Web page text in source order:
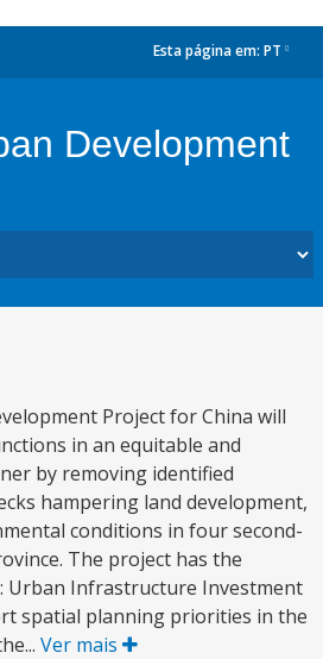
Esta página em: PT
Development
Project for China will
in an equitable and
by removing identified
hampering land development,
conditions in four second-
The project has the
Urban Infrastructure Investment
spatial planning priorities in the
Ver mais